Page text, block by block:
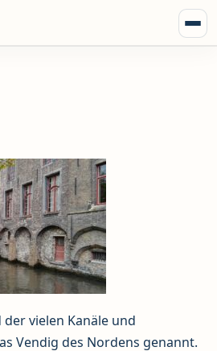
vielen Kanäle und
Vendig des Nordens genannt.